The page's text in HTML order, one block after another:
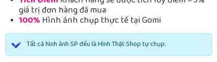
giá trị đơn hàng đã mua
100% Hình ảnh chụp thực tế tại Gomi
Tất cả hình ảnh SP đều là Hình Thật Shop tự chụp.